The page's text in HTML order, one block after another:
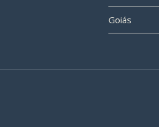
Goiás